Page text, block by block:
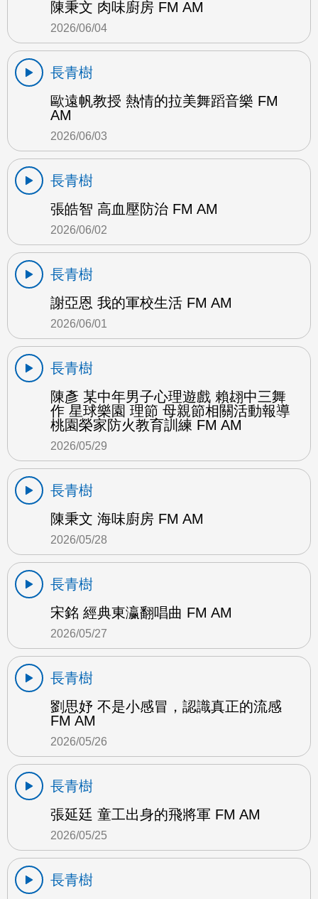
陳秉文 肉味廚房 FM AM
2026/06/04
長青樹
歐遠帆教授 熱情的拉美舞蹈音樂 FM
AM
2026/06/03
長青樹
張皓智 高血壓防治 FM AM
2026/06/02
長青樹
謝亞恩 我的軍校生活 FM AM
2026/06/01
長青樹
陳彥 某中年男子心理遊戲 賴翃中三舞
作 星球樂園 理節 母親節相關活動報導
桃園榮家防火教育訓練 FM AM
2026/05/29
長青樹
陳秉文 海味廚房 FM AM
2026/05/28
長青樹
宋銘 經典東瀛翻唱曲 FM AM
2026/05/27
長青樹
劉思妤 不是小感冒，認識真正的流感
FM AM
2026/05/26
長青樹
張延廷 童工出身的飛將軍 FM AM
2026/05/25
長青樹